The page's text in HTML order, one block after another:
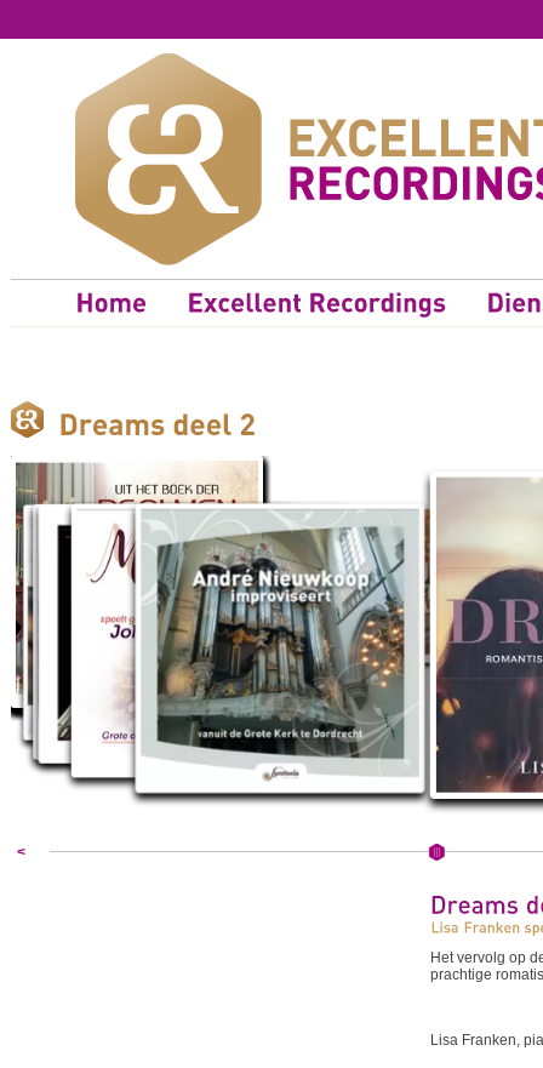
<
Het vervolg op
prachtige
Lisa Franken,